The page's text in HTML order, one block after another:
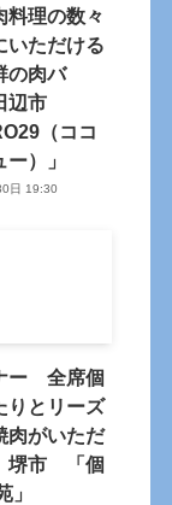
料理の数々
いただける
の肉バ
辺市
（ココ
）」
日 19:30
ー 全席個
りとリーズ
肉がいただ
堺市 「個
」